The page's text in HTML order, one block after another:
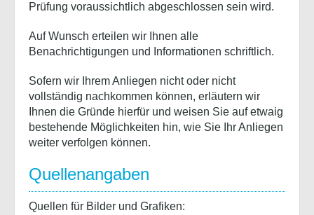
Prüfung voraussichtlich abgeschlossen sein wird.
Auf Wunsch erteilen wir Ihnen alle
Benachrichtigungen und Informationen schriftlich.
Sofern wir Ihrem Anliegen nicht oder nicht
vollständig nachkommen können, erläutern wir
Ihnen die Gründe hierfür und weisen Sie auf etwaig
bestehende Möglichkeiten hin, wie Sie Ihr Anliegen
weiter verfolgen können.
Quellenangaben
Quellen für Bilder und Grafiken: